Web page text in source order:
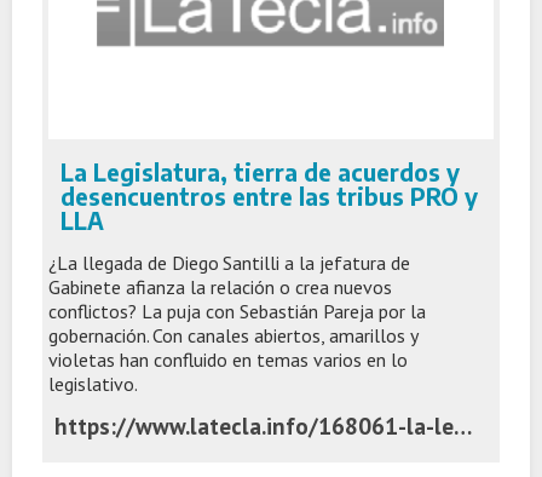
La Legislatura, tierra de acuerdos y
desencuentros entre las tribus PRO y
LLA
¿La llegada de Diego Santilli a la jefatura de
Gabinete afianza la relación o crea nuevos
conflictos? La puja con Sebastián Pareja por la
gobernación. Con canales abiertos, amarillos y
violetas han confluido en temas varios en lo
legislativo.
https://www.latecla.info/168061-la-legislatura-tierra-de-acuerdos-y-desencuentros-entre-las-tribus-pro-y-lla